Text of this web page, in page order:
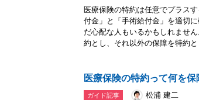
医療保険の特約は任意でプラス
付金」と「手術給付金」を適切
だ心配な人もいるかもしれませ
約とし、それ以外の保障を特約
医療保険の特約って何を
ガイド記事
松浦 建二